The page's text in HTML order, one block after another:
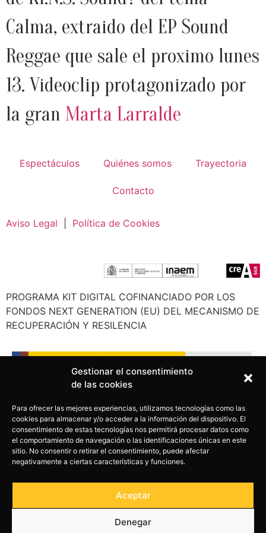
Gestionar el consentimiento
de las cookies
Para ofrecer las mejores experiencias, utilizamos tecnologías como las
cookies para almacenar y/o acceder a la información del dispositivo. El
consentimiento de estas tecnologías nos permitirá procesar datos como
el comportamiento de navegación o las identificaciones únicas en este
sitio. No consentir o retirar el consentimiento, puede afectar
negativamente a ciertas características y funciones.
Aceptar
Denegar
Calma, extraido del EP Sound
Reggae que sale el proximo lunes
13. Videoclip protagonizado por
la gran Marta Larralde
Espectáculos Quiénes somos Trayectoria
Contacto
Aviso Legal Política de Cookies
PROGRAMA KIT DIGITAL COFINANCIADO POR LOS
FONDOS NEXT GENERATION (EU) DEL MECANISMO DE
RECUPERACIÓN Y RESILENCIA